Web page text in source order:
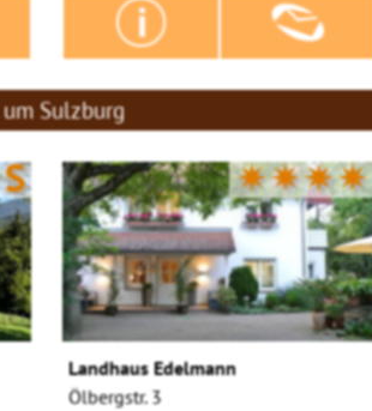
Sulzburg
S ✷✷✷✷
Landhaus Edelmann
Ölbergstr. 3